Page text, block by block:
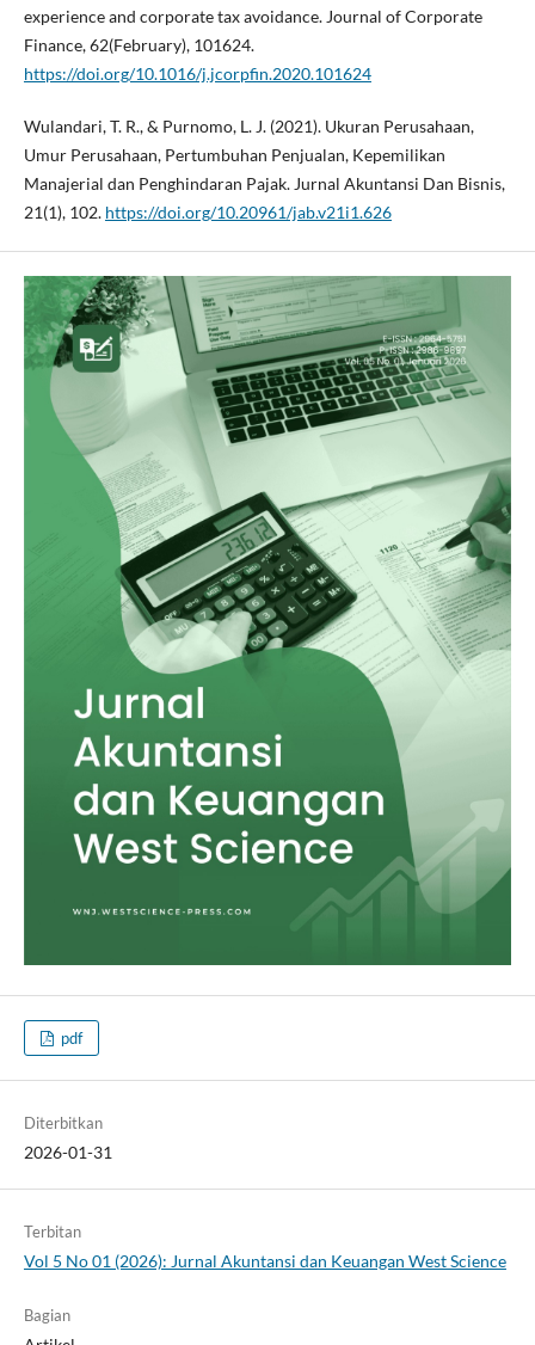
experience and corporate tax avoidance. Journal of Corporate
Finance, 62(February), 101624.
https://doi.org/10.1016/j.jcorpfin.2020.101624
Wulandari, T. R., & Purnomo, L. J. (2021). Ukuran Perusahaan,
Umur Perusahaan, Pertumbuhan Penjualan, Kepemilikan
Manajerial dan Penghindaran Pajak. Jurnal Akuntansi Dan Bisnis,
21(1), 102. https://doi.org/10.20961/jab.v21i1.626
pdf
Diterbitkan
2026-01-31
Terbitan
Vol 5 No 01 (2026): Jurnal Akuntansi dan Keuangan West Science
Bagian